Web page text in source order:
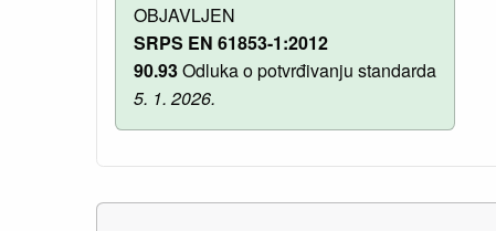
OBJAVLJEN
SRPS EN 61853-1:2012
90.93Odluka o potvrđivanju standarda
5. 1. 2026.